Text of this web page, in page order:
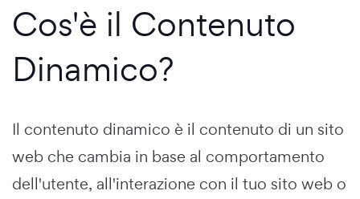
Cos'è il Contenuto
Dinamico?
Il contenuto dinamico è il contenuto di un sito
web che cambia in base al comportamento
dell'utente, all'interazione con il tuo sito web o